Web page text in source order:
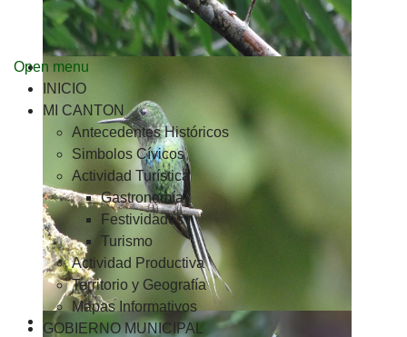
Open menu
INICIO
MI CANTON
Antecedentes Históricos
Simbolos Cívicos
Actividad Turística
Gastronomía
Festividades
Turismo
Actividad Productiva
Territorio y Geografía
Mapas Informativos
GOBIERNO MUNICIPAL